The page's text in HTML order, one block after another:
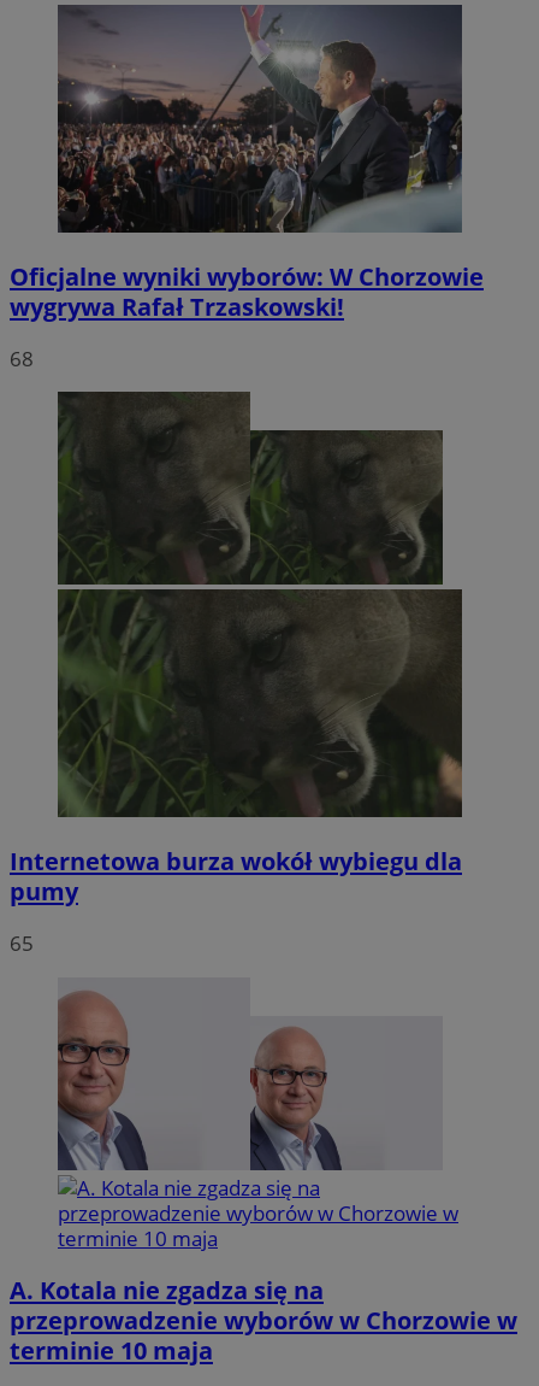
Oficjalne wyniki wyborów: W Chorzowie
wygrywa Rafał Trzaskowski!
68
Internetowa burza wokół wybiegu dla
pumy
65
A. Kotala nie zgadza się na
przeprowadzenie wyborów w Chorzowie w
terminie 10 maja